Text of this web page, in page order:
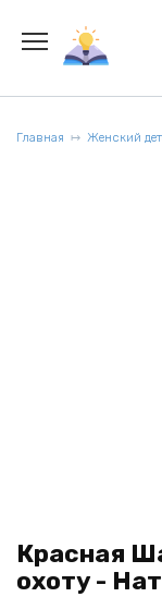
содержанию
Главная Женский
Красная
охоту -